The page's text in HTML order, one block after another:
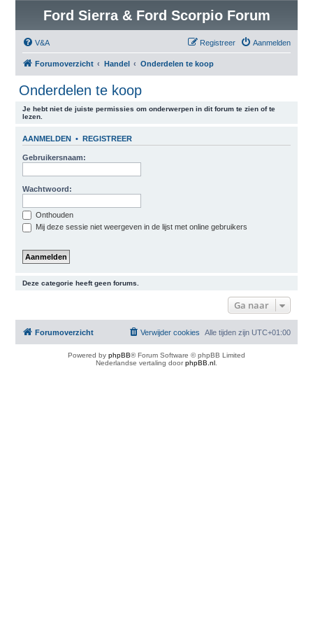
Ford Sierra & Ford Scorpio Forum
V&A Aanmelden
Registreer
Forumoverzicht Handel Onderdelen te koop
Onderdelen te koop
Je hebt niet de juiste permissies om onderwerpen in dit forum te zien of te
lezen.
AANMELDEN • REGISTREER
Gebruikersnaam:
Wachtwoord:
Onthouden
Mij deze sessie niet weergeven in de lijst met online gebruikers
Deze categorie heeft geen forums.
Ga naar
Forumoverzicht Alle tijden zijn UTC+01:00
Verwijder cookies
Powered by phpBB® Forum Software © phpBB Limited
Nederlandse vertaling doorphpBB.nl